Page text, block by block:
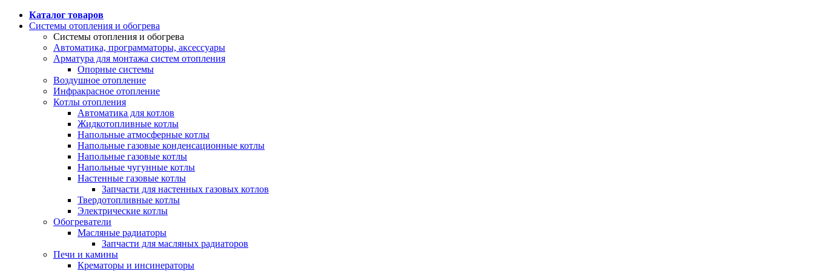
Каталог товаров
Системы отопления и обогрева
Системы отопления и обогрева
Автоматика, программаторы, аксессуары
Арматура для монтажа систем отопления
Опорные системы
Воздушное отопление
Инфракрасное отопление
Котлы отопления
Автоматика для котлов
Жидкотопливные котлы
Напольные атмосферные котлы
Напольные газовые конденсационные котлы
Напольные газовые котлы
Напольные чугунные котлы
Настенные газовые котлы
Запчасти для настенных газовых котлов
Твердотопливные котлы
Электрические котлы
Обогреватели
Масляные радиаторы
Запчасти для масляных радиаторов
Печи и камины
Крематоры и инсинераторы